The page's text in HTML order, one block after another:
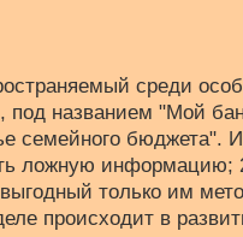
среди
под названием "Мой
семейного бюджета".
ложную
только им
происходит в